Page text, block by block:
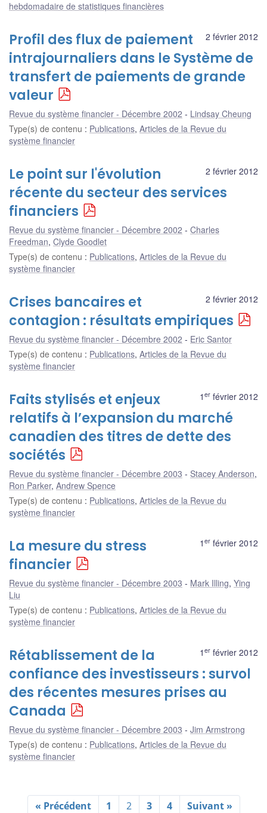
hebdomadaire de statistiques financières
2 février 2012
Profil des flux de paiement
intrajournaliers dans le Système de
transfert de paiements de grande
valeur
Revue du système financier - Décembre 2002
Lindsay Cheung
Type(s) de contenu : Publications, Articles de la Revue du
système financier
2 février 2012
Le point sur l'évolution
récente du secteur des services
financiers
Revue du système financier - Décembre 2002
Charles
Freedman, Clyde Goodlet
Type(s) de contenu : Publications, Articles de la Revue du
système financier
2 février 2012
Crises bancaires et
contagion : résultats empiriques
Revue du système financier - Décembre 2002
Eric Santor
Type(s) de contenu : Publications, Articles de la Revue du
système financier
1 er février 2012
Faits stylisés et enjeux
relatifs à l’expansion du marché
canadien des titres de dette des
sociétés
Revue du système financier - Décembre 2003 Stacey Anderson,
Ron Parker, Andrew Spence
Type(s) de contenu : Publications, Articles de la Revue du
système financier
1 er février 2012
La mesure du stress
financier
Revue du système financier - Décembre 2003 Mark Illing, Ying
Liu
Type(s) de contenu : Publications, Articles de la Revue du
système financier
1 er février 2012
Rétablissement de la
confiance des investisseurs : survol
des récentes mesures prises au
Canada
Revue du système financier - Décembre 2003
Jim Armstrong
Type(s) de contenu : Publications, Articles de la Revue du
système financier
« Précédent 1 2 3 4 Suivant »